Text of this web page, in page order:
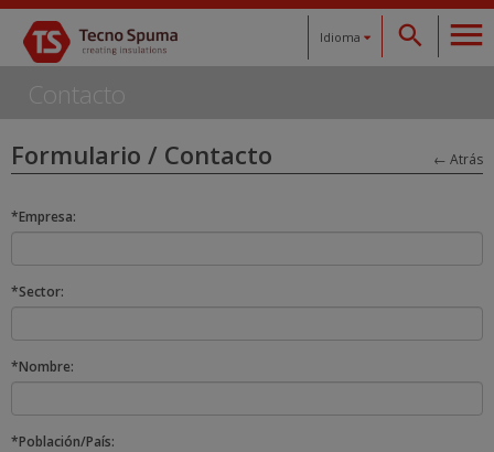
Idioma
Español
Català
Français
Contacto
Formulario / Contacto ← Atrás
*Empresa:
*Sector:
*Nombre:
*Población/País: